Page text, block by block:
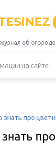
об огороде
знать про